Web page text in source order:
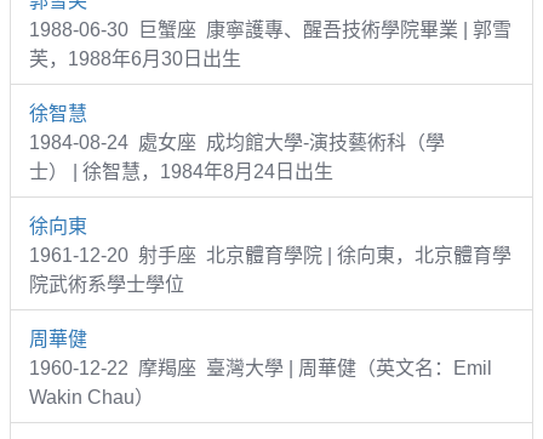
1988-06-30 巨蟹座 康寧護專、醒吾技術學院畢業 | 郭雪
芙，1988年6月30日出生
徐智慧
1984-08-24 處女座 成均館大學-演技藝術科（學
士） | 徐智慧，1984年8月24日出生
徐向東
1961-12-20 射手座 北京體育學院 | 徐向東，北京體育學
院武術系學士學位
周華健
1960-12-22 摩羯座 臺灣大學 | 周華健（英文名：Emil
Wakin Chau）